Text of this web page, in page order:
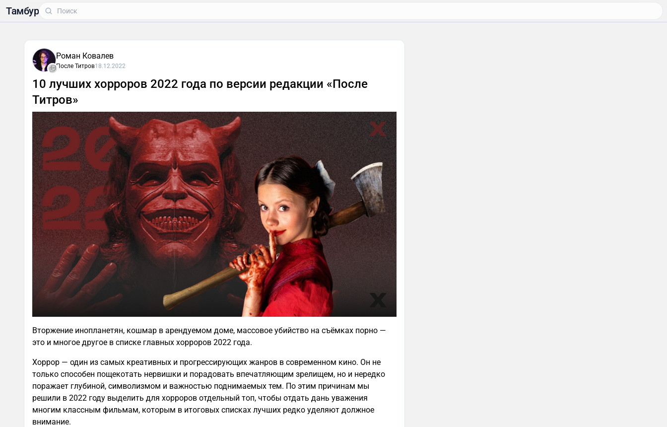
Тамбур
Роман Ковалев
После Титров18.12.2022
10 лучших хорроров 2022 года по версии редакции «После
Титров»
Вторжение инопланетян, кошмар в арендуемом доме, массовое убийство на съёмках порно —
это и многое другое в списке главных хорроров 2022 года.
Хоррор — один из самых креативных и прогрессирующих жанров в современном кино. Он не
только способен пощекотать нервишки и порадовать впечатляющим зрелищем, но и нередко
поражает глубиной, символизмом и важностью поднимаемых тем. По этим причинам мы
решили в 2022 году выделить для хорроров отдельный топ, чтобы отдать дань уважения
многим классным фильмам, которым в итоговых списках лучших редко уделяют должное
внимание.